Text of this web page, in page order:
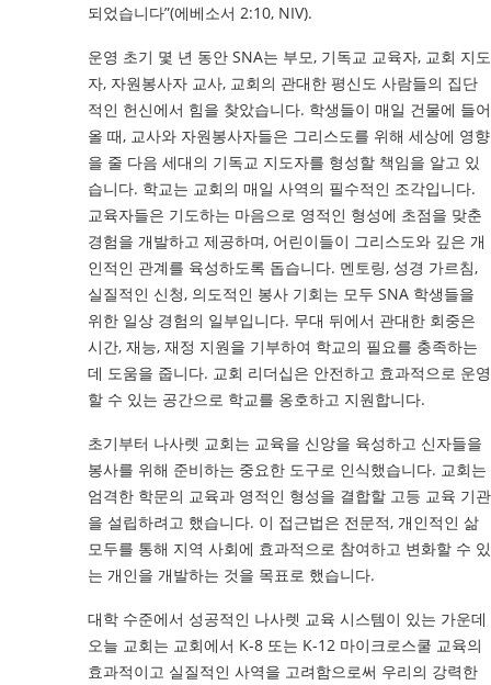
되었습니다”(에베소서 2:10, NIV).
운영 초기 몇 년 동안 SNA는 부모, 기독교 교육자, 교회 지도
자, 자원봉사자 교사, 교회의 관대한 평신도 사람들의 집단
적인 헌신에서 힘을 찾았습니다. 학생들이 매일 건물에 들어
올 때, 교사와 자원봉사자들은 그리스도를 위해 세상에 영향
을 줄 다음 세대의 기독교 지도자를 형성할 책임을 알고 있
습니다. 학교는 교회의 매일 사역의 필수적인 조각입니다.
교육자들은 기도하는 마음으로 영적인 형성에 초점을 맞춘
경험을 개발하고 제공하며, 어린이들이 그리스도와 깊은 개
인적인 관계를 육성하도록 돕습니다. 멘토링, 성경 가르침,
실질적인 신청, 의도적인 봉사 기회는 모두 SNA 학생들을
위한 일상 경험의 일부입니다. 무대 뒤에서 관대한 회중은
시간, 재능, 재정 지원을 기부하여 학교의 필요를 충족하는
데 도움을 줍니다. 교회 리더십은 안전하고 효과적으로 운영
할 수 있는 공간으로 학교를 옹호하고 지원합니다.
초기부터 나사렛 교회는 교육을 신앙을 육성하고 신자들을
봉사를 위해 준비하는 중요한 도구로 인식했습니다. 교회는
엄격한 학문의 교육과 영적인 형성을 결합할 고등 교육 기관
을 설립하려고 했습니다. 이 접근법은 전문적, 개인적인 삶
모두를 통해 지역 사회에 효과적으로 참여하고 변화할 수 있
는 개인을 개발하는 것을 목표로 했습니다.
대학 수준에서 성공적인 나사렛 교육 시스템이 있는 가운데
오늘 교회는 교회에서 K-8 또는 K-12 마이크로스쿨 교육의
효과적이고 실질적인 사역을 고려함으로써 우리의 강력한